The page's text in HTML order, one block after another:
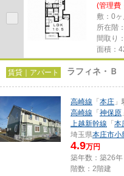
(管理費
敷：0
所在階
間取り
面積：
賃貸｜アパート ラフィネ・Ｂ
高崎線 「 本庄
高崎線 「 神保原
上越新幹線 「 本
埼玉県本庄市小
4.9万円
築年数：築26年
階数：2階建